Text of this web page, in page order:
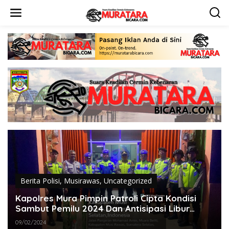
Berita Polisi, Musirawas, Uncategorized
Kapolres Mura Pimpin Patroli Cipta Kondisi
Sambut Pemilu 2024 Dan Antisipasi Libur
Panjang
09/02/2024